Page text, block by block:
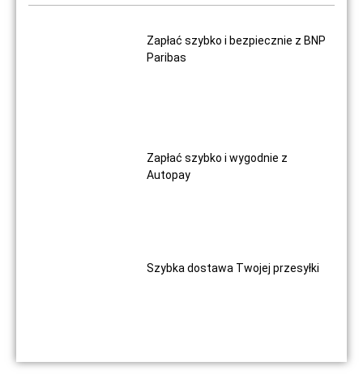
Zapłać szybko i bezpiecznie z BNP
Paribas
Zapłać szybko i wygodnie z
Autopay
Szybka dostawa Twojej przesyłki